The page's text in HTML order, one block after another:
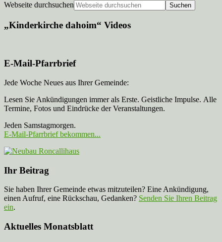
Webseite durchsuchen
„Kinderkirche dahoim“ Videos
E-Mail-Pfarrbrief
Jede Woche Neues aus Ihrer Gemeinde:
Lesen Sie Ankündigungen immer als Erste. Geistliche Impulse. Alle
Termine, Fotos und Eindrücke der Veranstaltungen.
Jeden Samstagmorgen.
E-Mail-Pfarrbrief bekommen...
Ihr Beitrag
Sie haben Ihrer Gemeinde etwas mitzuteilen? Eine Ankündigung,
einen Aufruf, eine Rückschau, Gedanken? Senden Sie Ihren Beitrag
ein.
Aktuelles Monatsblatt